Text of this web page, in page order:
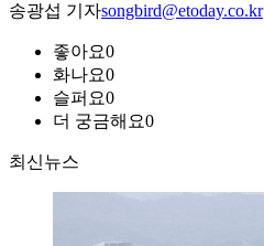
송광섭 기자songbird@etoday.co.kr
좋아요0
화나요0
슬퍼요0
더 궁금해요0
최신뉴스